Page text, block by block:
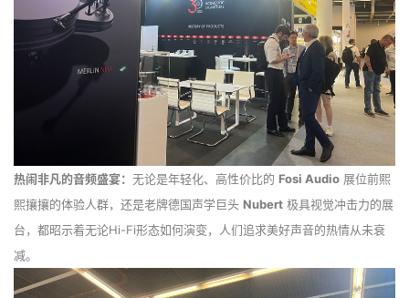
热闹非凡的音频盛宴： 无论是年轻化、高性价比的 Fosi Audio 展位前熙
熙攘攘的体验人群，还是老牌德国声学巨头 Nubert 极具视觉冲击力的展
台，都昭示着无论Hi-Fi形态如何演变，人们追求美好声音的热情从未衰
减。